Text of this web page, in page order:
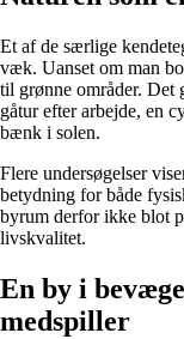
Et af de særlige
væk. Uanset om man
til grønne områder. Det
gåtur efter arbejde, en
bænk i solen.
Flere undersøgelser
betydning for både
byrum derfor ikke blot
livskvalitet.
En by i
medspiller